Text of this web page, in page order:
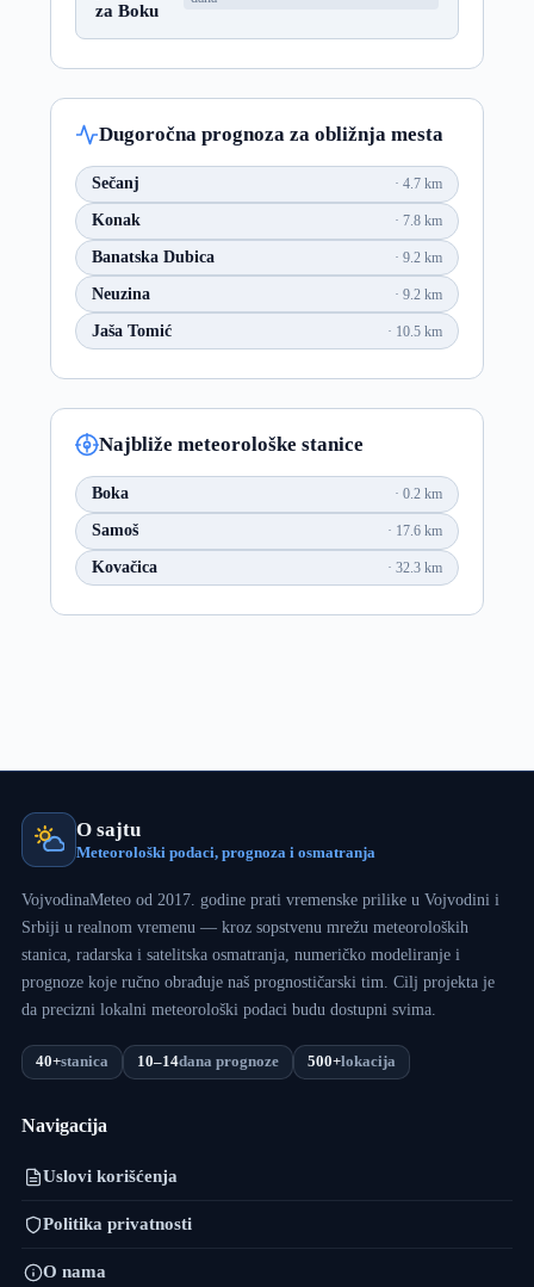
za Boku
Dugoročna prognoza za obližnja mesta
Sečanj 4.7 km
Konak 7.8 km
Banatska Dubica 9.2 km
Neuzina 9.2 km
Jaša Tomić 10.5 km
Najbliže meteorološke stanice
Boka 0.2 km
Samoš 17.6 km
Kovačica 32.3 km
O sajtu
Meteorološki podaci, prognoza i osmatranja
VojvodinaMeteo od 2017. godine prati vremenske prilike u Vojvodini i
Srbiji u realnom vremenu — kroz sopstvenu mrežu meteoroloških
stanica, radarska i satelitska osmatranja, numeričko modeliranje i
prognoze koje ručno obrađuje naš prognostičarski tim. Cilj projekta je
da precizni lokalni meteorološki podaci budu dostupni svima.
40+stanica 10–14dana prognoze 500+lokacija
Navigacija
Uslovi korišćenja
Politika privatnosti
O nama